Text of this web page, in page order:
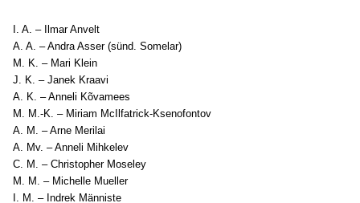
I. A. – Ilmar Anvelt
A. A. – Andra Asser (sünd. Somelar)
M. K. – Mari Klein
J. K. – Janek Kraavi
A. K. – Anneli Kõvamees
M. M.-K. – Miriam McIlfatrick-Ksenofontov
A. M. – Arne Merilai
A. Mv. – Anneli Mihkelev
C. M. – Christopher Moseley
M. M. – Michelle Mueller
I. M. – Indrek Männiste